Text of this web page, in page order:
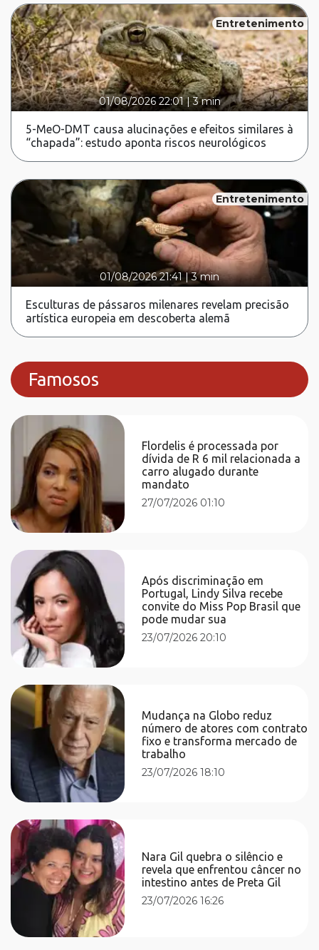
Entretenimento
01/08/2026 22:01|3 min
5-MeO-DMT causa alucinações e efeitos similares à
“chapada”: estudo aponta riscos neurológicos
Entretenimento
01/08/2026 21:41 |3 min
Esculturas de pássaros milenares revelam precisão
artística europeia em descoberta alemã
Famosos
Flordelis é processada por
dívida de R 6 mil relacionada a
carro alugado durante
mandato
27/07/2026 01:10
Após discriminação em
Portugal, Lindy Silva recebe
convite do Miss Pop Brasil que
pode mudar sua
23/07/2026 20:10
Mudança na Globo reduz
número de atores com contrato
fixo e transforma mercado de
trabalho
23/07/2026 18:10
Nara Gil quebra o silêncio e
revela que enfrentou câncer no
intestino antes de Preta Gil
23/07/2026 16:26